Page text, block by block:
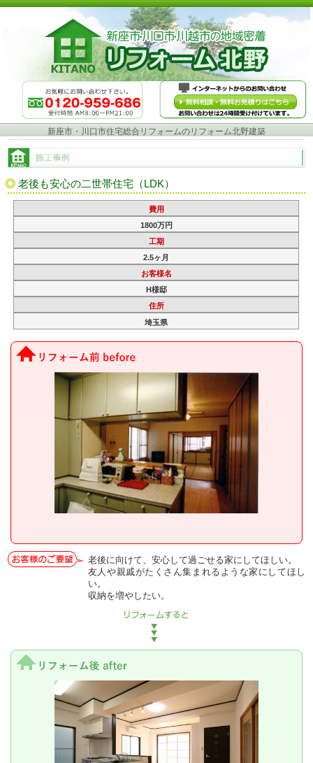
新座市・川口市住宅総合リフォームのリフォーム北野建築
老後も安心の二世帯住宅（LDK）
費用
1800万円
工期
2.5ヶ月
お客様名
H様邸
住所
埼玉県
老後に向けて、安心して過ごせる家にしてほしい。
友人や親戚がたくさん集まれるような家にしてほし
い。
収納を増やしたい。